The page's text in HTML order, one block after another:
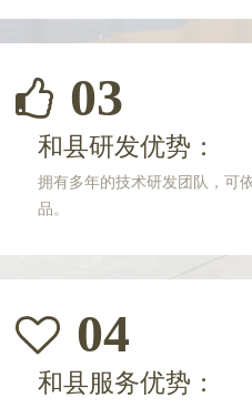
03
和县研发优势：
拥有多年的技术研发团队，可
品。
04
和县服务优势：